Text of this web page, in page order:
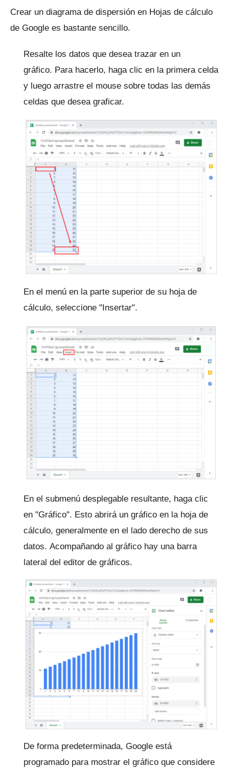
Crear un diagrama de dispersión en Hojas de cálculo
de Google es bastante sencillo.
Resalte los datos que desea trazar en un
gráfico. Para hacerlo, haga clic en la primera celda
y luego arrastre el mouse sobre todas las demás
celdas que desea graficar.
En el menú en la parte superior de su hoja de
cálculo, seleccione "Insertar".
En el submenú desplegable resultante, haga clic
en "Gráfico". Esto abrirá un gráfico en la hoja de
cálculo, generalmente en el lado derecho de sus
datos. Acompañando al gráfico hay una barra
lateral del editor de gráficos.
De forma predeterminada, Google está
programado para mostrar el gráfico que considere